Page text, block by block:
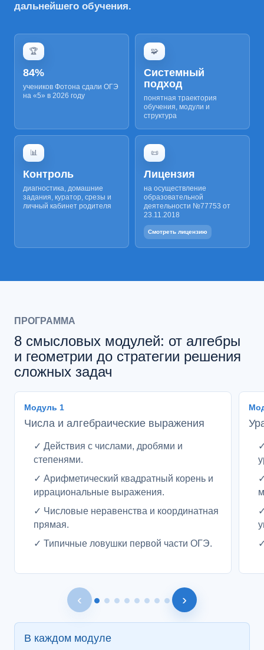
дальнейшего обучения.
🏆
84%
учеников Фотона сдали ОГЭ
на «5» в 2026 году
🧩
Системный
подход
понятная траектория
обучения, модули и
структура
📊
Контроль
диагностика, домашние
задания, куратор, срезы и
личный кабинет родителя
📜
Лицензия
на осуществление
образовательной
деятельности №77753 от
23.11.2018
Смотреть лицензию
ПРОГРАММА
8 смысловых модулей: от алгебры
и геометрии до стратегии решения
сложных задач
Модуль 1
Числа и алгебраические выражения
✓ Действия с числами, дробями и
степенями.
✓ Арифметический квадратный корень и
иррациональные выражения.
✓ Числовые неравенства и координатная
прямая.
✓ Типичные ловушки первой части ОГЭ.
‹ ›
В каждом модуле